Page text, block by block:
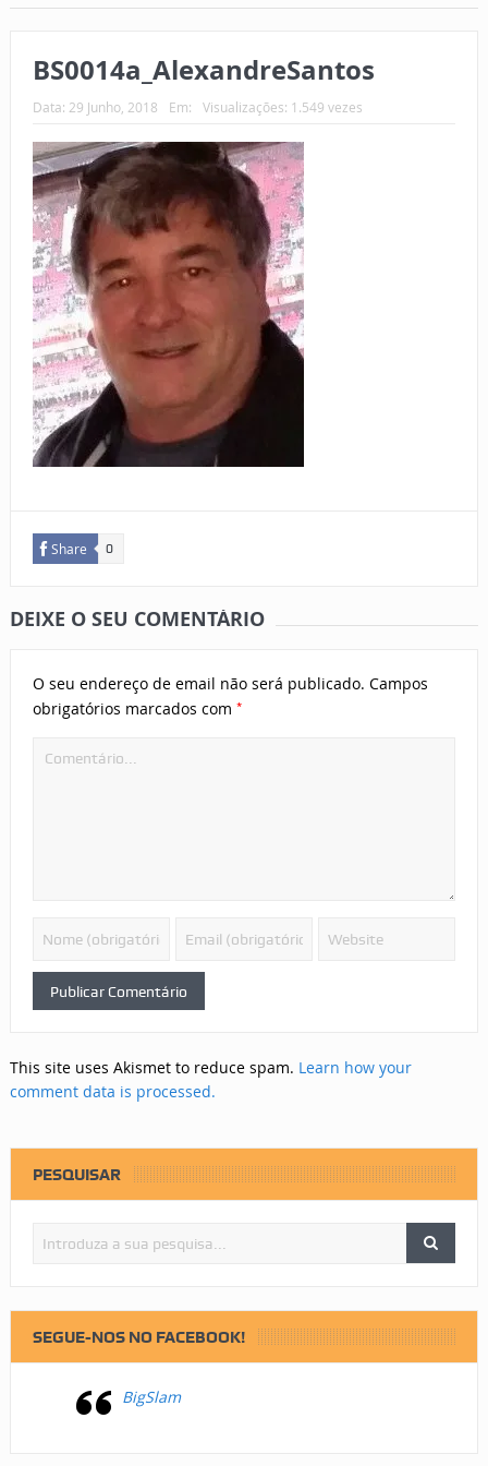
BS0014a_AlexandreSantos
Data: 29 Junho, 2018 Em: Visualizações: 1.549 vezes
Share 0
DEIXE O SEU COMENTÁRIO
O seu endereço de email não será publicado. Campos
obrigatórios marcados com *
This site uses Akismet to reduce spam. Learn how your
comment data is processed.
PESQUISAR
SEGUE-NOS NO FACEBOOK!
BigSlam